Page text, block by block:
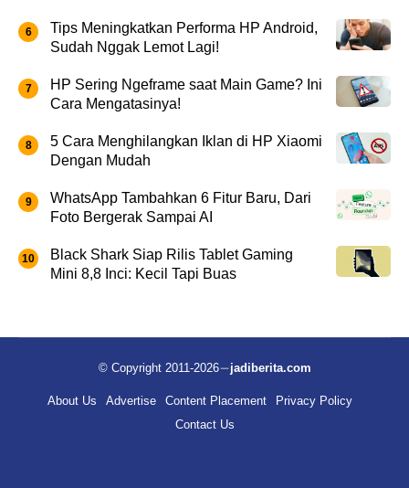
Tips Meningkatkan Performa HP Android,
Sudah Nggak Lemot Lagi!
HP Sering Ngeframe saat Main Game? Ini
Cara Mengatasinya!
5 Cara Menghilangkan Iklan di HP Xiaomi
Dengan Mudah
WhatsApp Tambahkan 6 Fitur Baru, Dari
Foto Bergerak Sampai AI
Black Shark Siap Rilis Tablet Gaming
Mini 8,8 Inci: Kecil Tapi Buas
© Copyright 2011-2026 jadiberita.com
About Us Advertise Content Placement
Privacy Policy
Contact Us